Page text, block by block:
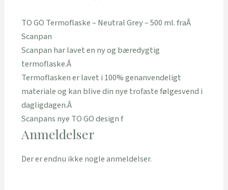
TO GO Termoflaske – Neutral Grey – 500 ml. fraÂ
Scanpan
Scanpan har lavet en ny og bæredygtig
termoflaske.Â
Termoflasken er lavet i 100% genanvendeligt
materiale og kan blive din nye trofaste følgesvend i
dagligdagen.Â
Scanpans nye TO GO design f
Anmeldelser
Der er endnu ikke nogle anmeldelser.